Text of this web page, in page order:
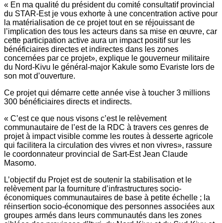
« En ma qualité du président du comité consultatif provincial
du STAR-Est je vous exhorte à une concentration active pour
la matérialisation de ce projet tout en se réjouissant de
l’implication des tous les acteurs dans sa mise en œuvre, car
cette participation active aura un impact positif sur les
bénéficiaires directes et indirectes dans les zones
concernées par ce projet», explique le gouverneur militaire
du Nord-Kivu le général-major Kakule somo Evariste lors de
son mot d’ouverture.
Ce projet qui démarre cette année vise à toucher 3 millions
300 bénéficiaires directs et indirects.
« C’est ce que nous visons c’est le relèvement
communautaire de l’est de la RDC à travers ces genres de
projet à impact visible comme les routes à desserte agricole
qui facilitera la circulation des vivres et non vivres», rassure
le coordonnateur provincial de Sart-Est Jean Claude
Masomo.
L’objectif du Projet est de soutenir la stabilisation et le
relèvement par la fourniture d’infrastructures socio-
économiques communautaires de base à petite échelle ; la
réinsertion socio-économique des personnes associées aux
groupes armés dans leurs communautés dans les zones